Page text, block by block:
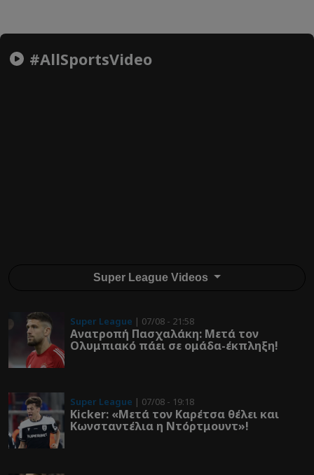
#AllSportsVideo
Super League Videos
Super League | 07/08 - 21:58
Ανατροπή Πασχαλάκη: Μετά τον
Ολυμπιακό πάει σε ομάδα-έκπληξη!
Super League | 07/08 - 19:18
Kicker: «Μετά τον Καρέτσα θέλει και
Κωνσταντέλια η Ντόρτμουντ»!